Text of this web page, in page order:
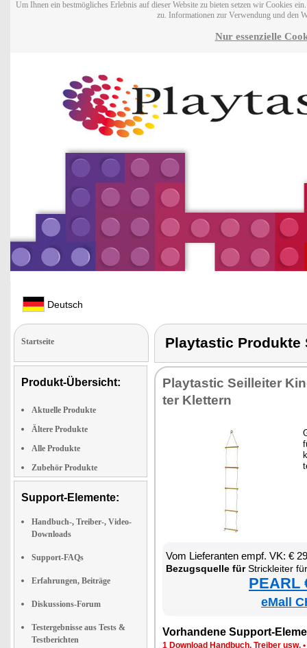
Um Ihnen ein bestmögliches Erlebnis auf dieser Website zu bieten setzen wir Cookies
zu. Informationen zur Verwendung und den
Nur essenzielle
Deutsch
Startseite
Produkt-Übersicht:
Aktuelle Produkte
Ältere Produkte
Alle Produkte
Zubehör Produkte
Support-Elemente:
Handbuch-, Treiber-, Video-
Downloads
Support-FAQs
Erfahrungen, Beiträge
Diskussions-Forum
Testergebnisse aus Tests &
Testberichten
Playtastic Produkte
Play­tas­tic Seil­lei­ter
ter Klet­tern
Vom Lie­fe­ran­ten empf. VK: €
Be­zugs­quel­le fürStrick­lei­ter
PEARL
eMall
Vor­han­de­ne Sup­port-
1 Down­load Hand­buch, Trei­ber usw. •